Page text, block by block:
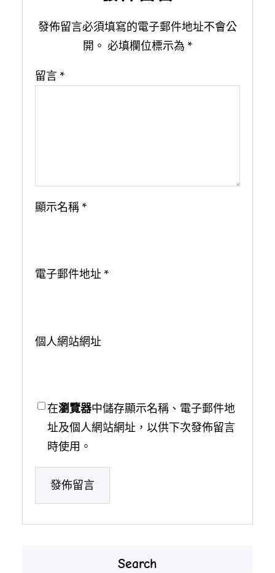
發佈留言必須填寫的電子郵件地址不會公
開。 必填欄位標示為 *
留言 *
顯示名稱 *
電子郵件地址 *
個人網站網址
在瀏覽器中儲存顯示名稱、電子郵件地
址及個人網站網址，以供下次發佈留言
時使用。
Search